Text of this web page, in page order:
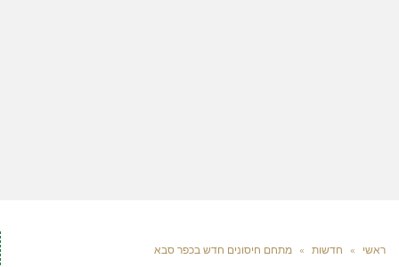
ראשי » חדשות » מתחם חיסונים חדש בכפר סבא